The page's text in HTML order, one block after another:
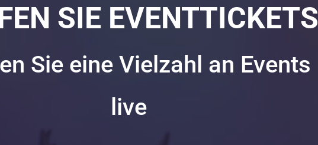
SIE EVENTTICKETS
Sie eine Vielzahl an Events
live